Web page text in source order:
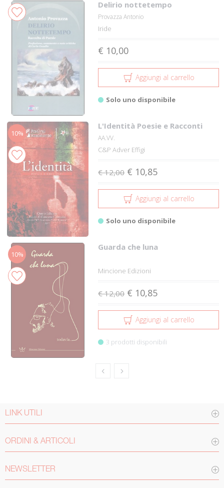
Delirio nottetempo
Provazza Antonio
Iride
€ 10,00
Aggiungi al carrello
Solo uno disponibile
10%
L'Identità Poesie e Racconti
AA.VV.
C&P Adver Effigi
€ 12,00 € 10,85
Aggiungi al carrello
Solo uno disponibile
10%
Guarda che luna
Mincione Edizioni
€ 12,00 € 10,85
Aggiungi al carrello
3 prodotti disponibili
LINK UTILI
ORDINI & ARTICOLI
NEWSLETTER